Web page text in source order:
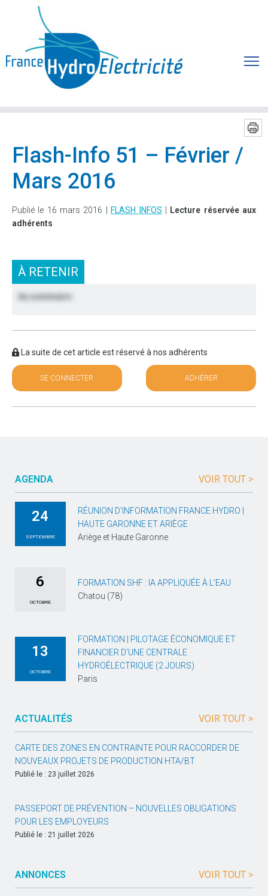
Flash-Info 51 – Février /
Mars 2016
Publié le 16 mars 2016 | FLASH INFOS
Lecture réservée aux
adhérents
À RETENIR
Au sommaire :
La suite de cet article est réservé à nos adhérents
SE CONNECTER ADHÉRER
AGENDA VOIR TOUT >
24
SEPTEMBRE
RÉUNION D’INFORMATION FRANCE HYDRO |
HAUTE GARONNE ET ARIÈGE
Ariège et Haute Garonne
6
OCTOBRE
FORMATION SHF : IA APPLIQUÉE À L’EAU
Chatou (78)
13
OCTOBRE
FORMATION | PILOTAGE ÉCONOMIQUE ET
FINANCIER D’UNE CENTRALE
HYDROÉLECTRIQUE (2 JOURS)
Paris
ACTUALITÉS VOIR TOUT >
CARTE DES ZONES EN CONTRAINTE POUR RACCORDER DE
NOUVEAUX PROJETS DE PRODUCTION HTA/BT
Publié le : 23 juillet 2026
PASSEPORT DE PRÉVENTION – NOUVELLES OBLIGATIONS
POUR LES EMPLOYEURS
Publié le : 21 juillet 2026
ANNONCES VOIR TOUT >